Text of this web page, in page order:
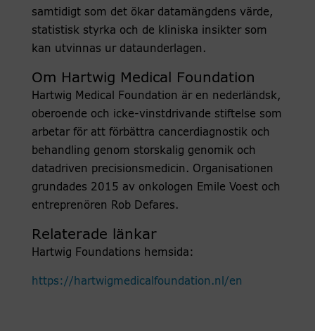
samtidigt som det ökar datamängdens värde,
statistisk styrka och de kliniska insikter som
kan utvinnas ur dataunderlagen.
Om Hartwig Medical Foundation
Hartwig Medical Foundation är en nederländsk,
oberoende och icke-vinstdrivande stiftelse som
arbetar för att förbättra cancerdiagnostik och
behandling genom storskalig genomik och
datadriven precisionsmedicin. Organisationen
grundades 2015 av onkologen
Emile Voestoch
entreprenören
Rob Defares.
Relaterade länkar
Hartwig Foundations hemsida:
https://hartwigmedicalfoundation.nl/en